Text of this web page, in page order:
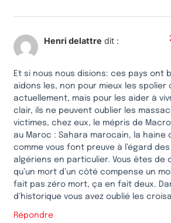
Henri delattre dit :
Et si nous nous disions: ces pays ont
aidons les, non pour mieux les spolier
actuellement, mais pour les aider à
clair, ils ne peuvent oublier les
victimes, chez eux, le mépris de
au Maroc : Sahara marocain, la haine
comme vous font preuve à l’égard des
algériens en particulier. Vous êtes de
qu’un mort d’un côté compense un
fait pas zéro mort, ça en fait deux.
d’historique vous avez oublié les
Répondre